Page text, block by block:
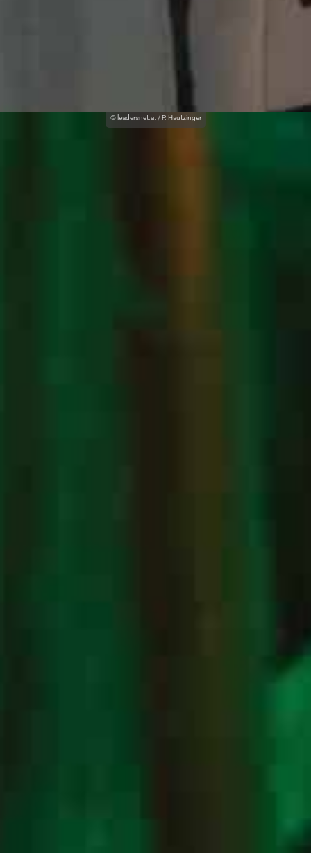
© leadersnet.at / P. Hautzinger